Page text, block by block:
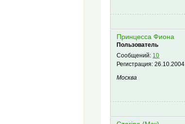
Принцесса Фиона
Пользователь
Сообщений: 10
Регистрация:26.10.2004
Москва